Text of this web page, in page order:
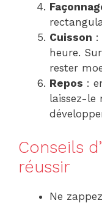
Cuisson :
heure.
rester
Repos :
laissez-le
Conseils
réussir
Ne